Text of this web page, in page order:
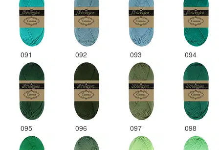
091 092 093 094
095 096 097 098